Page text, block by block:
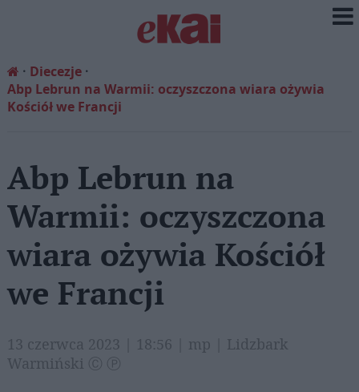
Diecezje
Abp Lebrun na Warmii: oczyszczona wiara ożywia
Kościół we Francji
Abp Lebrun na
Warmii: oczyszczona
wiara ożywia Kościół
we Francji
13 czerwca 2023 | 18:56 | mp | Lidzbark
Warmiński Ⓒ Ⓟ